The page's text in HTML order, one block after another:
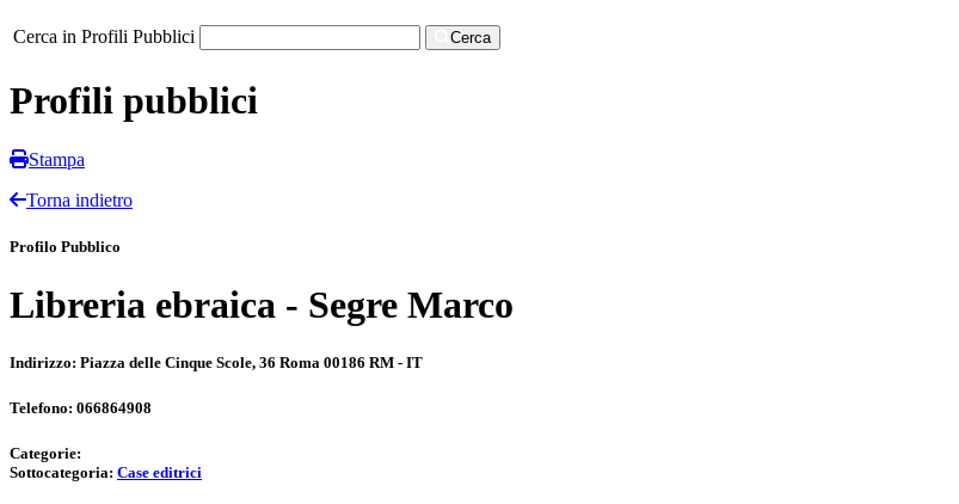
Cerca in Profili Pubblici Cerca
Profili pubblici
Stampa
Torna indietro
Profilo Pubblico
Libreria ebraica - Segre Marco
Indirizzo: Piazza delle Cinque Scole, 36 Roma 00186 RM - IT
Telefono: 066864908
Categorie:
Sottocategoria: Case editrici